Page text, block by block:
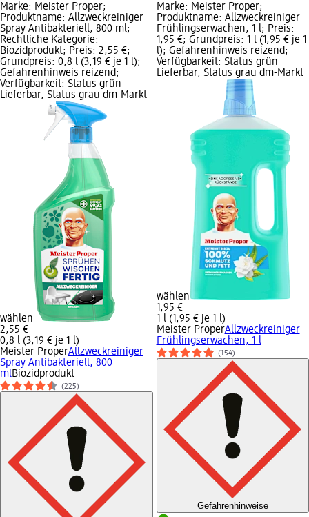
Marke: Meister Proper;
Produktname: Allzweckreiniger
Spray Antibakteriell, 800 ml;
Rechtliche Kategorie:
Biozidprodukt; Preis: 2,55 €;
Grundpreis: 0,8 l (3,19 € je 1 l);
Gefahrenhinweis reizend;
Verfügbarkeit: Status grün
Lieferbar, Status grau dm-Markt
wählen
2,55 €
0,8 l (3,19 € je 1 l)
Meister ProperAllzweckreiniger
Spray Antibakteriell, 800
mlBiozidprodukt
(225)
Marke: Meister Proper;
Produktname: Allzweckreiniger
Frühlingserwachen, 1 l; Preis:
1,95 €; Grundpreis: 1 l (1,95 € je 1
l); Gefahrenhinweis reizend;
Verfügbarkeit: Status grün
Lieferbar, Status grau dm-Markt
wählen
1,95 €
1 l (1,95 € je 1 l)
Meister ProperAllzweckreiniger
Frühlingserwachen, 1 l
(154)
Gefahrenhinweise